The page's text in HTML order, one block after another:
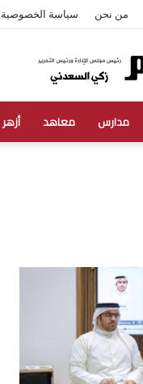
من نحن سياسة الخصوصية
مدارس معاهد أزهر